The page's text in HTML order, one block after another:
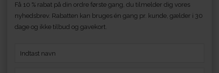
Få 10 % rabat på din ordre første gang, du tilmelder dig vores
nyhedsbrev. Rabatten kan bruges én gang pr. kunde, gælder i 30
dage og ikke tilbud og gavekort.